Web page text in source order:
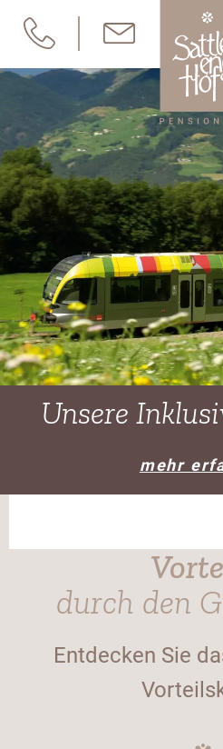
Unsere
mehr
durch den
Entdecken Sie